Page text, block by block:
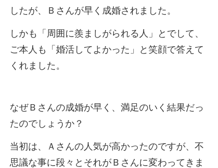
したが、Ｂさんが早く成婚されました。
しかも「周囲に羨ましがられる人」とでして、
ご本人も「婚活してよかった」と笑顔で答えて
くれました。
なぜＢさんの成婚が早く、満足のいく結果だっ
たのでしょうか？
当初は、Ａさんの人気が高かったのですが、不
思議な事に段々とそれがＢさんに変わってきま